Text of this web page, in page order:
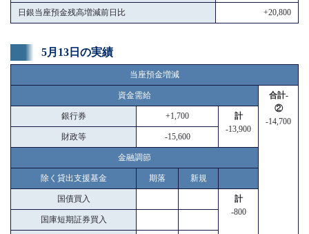
日銀当座預金残高増減前日比 +20,800
5月13日の実績
当座預金増減
資金需給
合計-
②
-14,700
銀行券 +1,700
計
-13,900
財政等 -15,600
金融調節
除く貸出支援基金 期落 新規
国債買入
計
-800
国庫短期証券買入